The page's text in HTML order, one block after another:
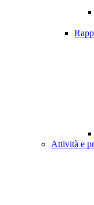
Attività e